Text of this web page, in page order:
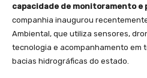
capacidade de monitoramento e
companhia inaugurou
Ambiental, que utiliza sensores,
tecnologia e acompanhamento em
bacias hidrográficas do estado.